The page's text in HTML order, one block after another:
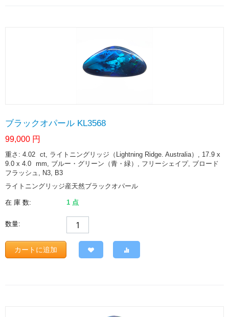
ブラックオパール KL3568
99,000 円
重さ: 4.02 ct, ライトニングリッジ（Lightning Ridge. Australia）, 17.9 x
9.0 x 4.0 mm, ブルー・グリーン（青・緑）, フリーシェイプ, ブロード
フラッシュ, N3, B3
ライトニングリッジ産天然ブラックオパール
在 庫 数: 1 点
数量:
カートに追加